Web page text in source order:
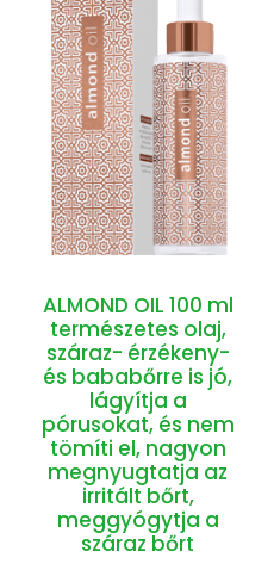
ALMOND OIL 100 ml
természetes olaj,
száraz- érzékeny-
és bababőrre is jó,
lágyítja a
pórusokat, és nem
tömíti el, nagyon
megnyugtatja az
irritált bőrt,
meggyógytja a
száraz bőrt